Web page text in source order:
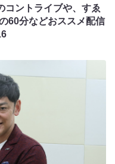
コントライブや、すゑ
60分などおススメ配信